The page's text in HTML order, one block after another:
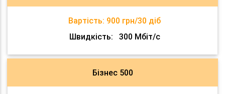
Вартість: 900 грн/30 діб
Швидкість:
300 Мбіт/с
Бізнес 500